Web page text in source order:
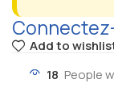
Add to
18 People